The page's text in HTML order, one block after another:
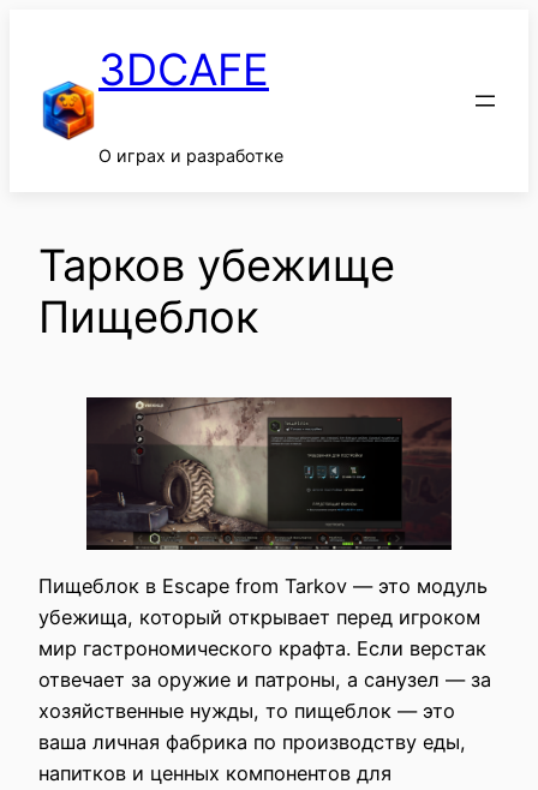
содержимому3DCAFE
О играх и разработке
Тарков убежище
Пищеблок
Пищеблок в Escape from Tarkov — это модуль
убежища, который открывает перед игроком
мир гастрономического крафта. Если верстак
отвечает за оружие и патроны, а санузел — за
хозяйственные нужды, то пищеблок — это
ваша личная фабрика по производству еды,
напитков и ценных компонентов для